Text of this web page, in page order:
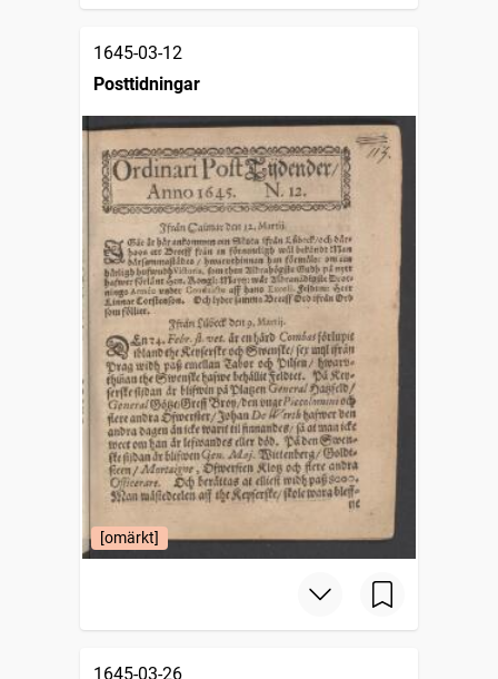
1645-03-12
Posttidningar
[omärkt]
1645-03-26